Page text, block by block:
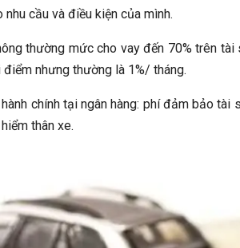
cầu và điều kiện của mình.
thường mức cho vay đến 70% trên
nhưng thường là 1%/ tháng.
chính tại ngân hàng: phí đảm bảo tài
thân xe.